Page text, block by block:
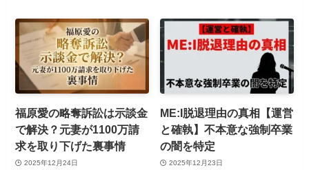
福原愛の略奪訴訟は示談金
で解決？元妻が1100万請
求を取り下げた裏事情
2025年12月24日
ME:I脱退理由の真相【運営
と確執】不本意な強制卒業
の闇を特定
2025年12月23日